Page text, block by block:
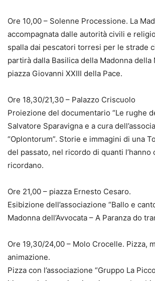
Ore 10,00 – Solenne Processione. La
accompagnata dalle autorità civili e
spalla dai pescatori torresi per le strade
partirà dalla Basilica della Madonna della
piazza Giovanni XXIII della Pace.
Ore 18,30/21,30 – Palazzo Criscuolo
Proiezione del documentario “Le rughe
Salvatore Sparavigna e a cura
“Oplontorum”. Storie e immagini di una
del passato, nel ricordo di quanti l’hanno
ricordano.
Ore 21,00 – piazza Ernesto Cesaro.
Esibizione dell’associazione “Ballo e
Madonna dell’Avvocata – A Paranza do
Ore 19,30/24,00 – Molo Crocelle. Pizza,
animazione.
Pizza con l’associazione “Gruppo La